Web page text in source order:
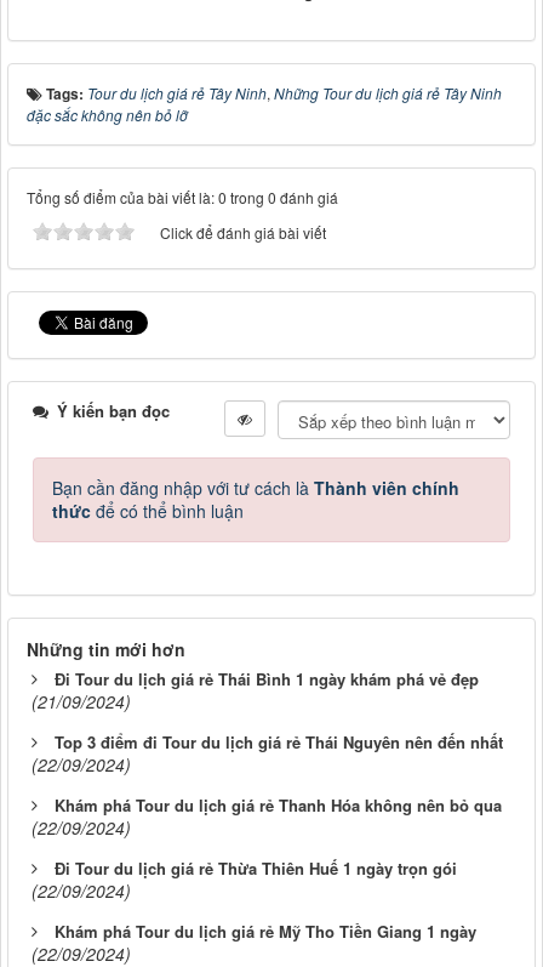
Tags: Tour du lịch giá rẻ Tây Ninh, Những Tour du lịch giá rẻ Tây Ninh
đặc sắc không nên bỏ lỡ
Tổng số điểm của bài viết là: 0 trong 0 đánh giá
Click để đánh giá bài viết
Ý kiến bạn đọc
Bạn cần đăng nhập với tư cách là Thành viên chính
thức để có thể bình luận
Những tin mới hơn
Đi Tour du lịch giá rẻ Thái Bình 1 ngày khám phá vẻ đẹp
(21/09/2024)
Top 3 điểm đi Tour du lịch giá rẻ Thái Nguyên nên đến nhất
(22/09/2024)
Khám phá Tour du lịch giá rẻ Thanh Hóa không nên bỏ qua
(22/09/2024)
Đi Tour du lịch giá rẻ Thừa Thiên Huế 1 ngày trọn gói
(22/09/2024)
Khám phá Tour du lịch giá rẻ Mỹ Tho Tiền Giang 1 ngày
(22/09/2024)